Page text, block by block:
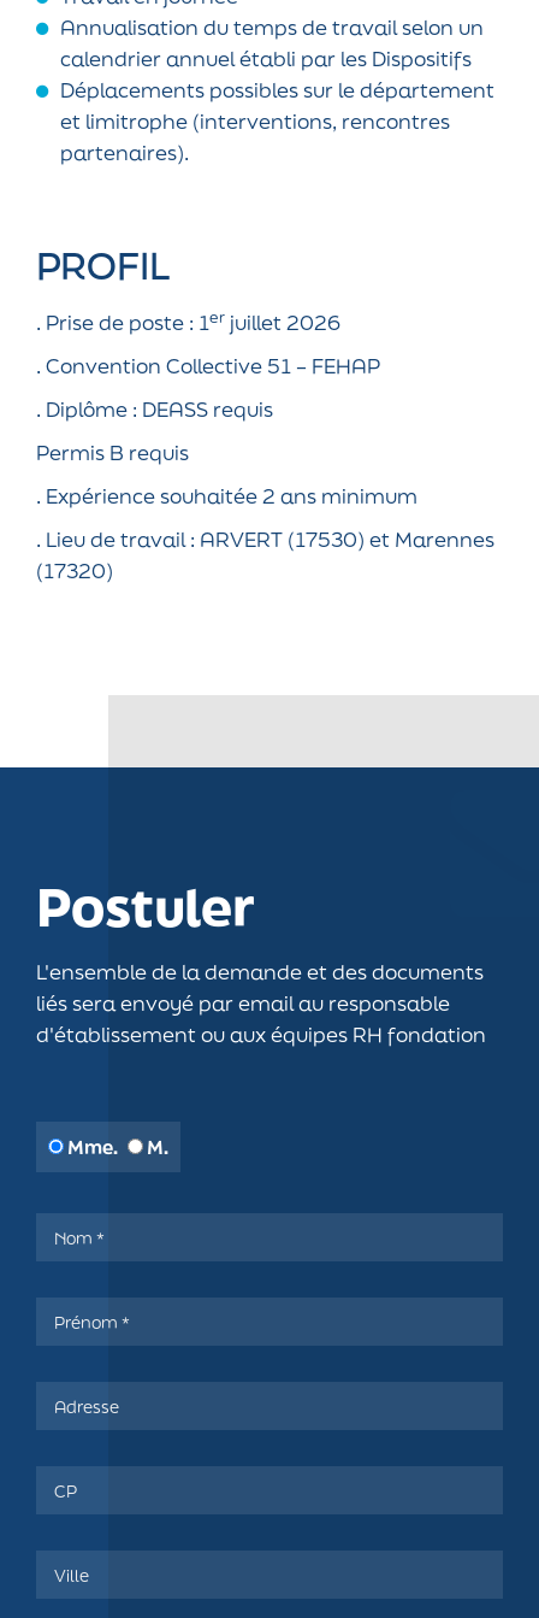
Annualisation du temps de travail selon un
calendrier annuel établi par les Dispositifs
Déplacements possibles sur le département
et limitrophe (interventions, rencontres
partenaires).
PROFIL
. Prise de poste : 1er juillet 2026
. Convention Collective 51 – FEHAP
. Diplôme : DEASS requis
Permis B requis
. Expérience souhaitée 2 ans minimum
. Lieu de travail : ARVERT (17530) et Marennes
(17320)
Postuler
L'ensemble de la demande et des documents
liés sera envoyé par email au responsable
d'établissement ou aux équipes RH fondation
Mme. M.